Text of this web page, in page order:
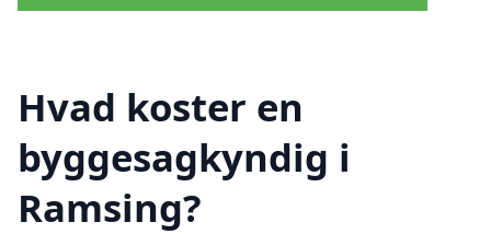
Hvad koster en
byggesagkyndig i
Ramsing?